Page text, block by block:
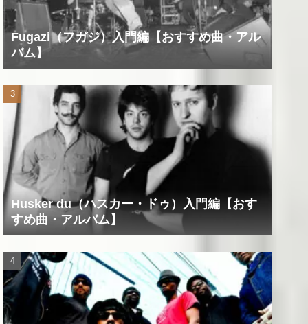
Fugazi（フガジ）入門編【おすすめ曲・アル
バム】
Husker du（ハスカー・ドゥ）入門編【おす
すめ曲・アルバム】